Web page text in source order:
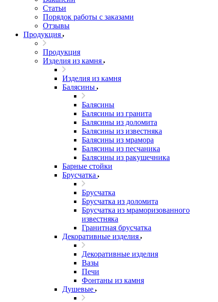
Статьи
Порядок работы с заказами
Отзывы
Продукция
Продукция
Изделия из камня
Изделия из камня
Балясины
Балясины
Балясины из гранита
Балясины из доломита
Балясины из известняка
Балясины из мрамора
Балясины из песчаника
Балясины из ракушечника
Барные стойки
Брусчатка
Брусчатка
Брусчатка из доломита
Брусчатка из мраморизованного
известняка
Гранитная брусчатка
Декоративные изделия
Декоративные изделия
Вазы
Печи
Фонтаны из камня
Душевые